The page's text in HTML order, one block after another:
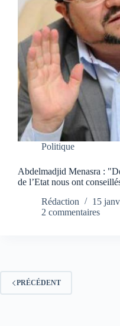
Politique
Abdelmadjid Menasra :
de l’Etat nous ont
Rédaction
15
2 commentaires
PRÉCÉDENT